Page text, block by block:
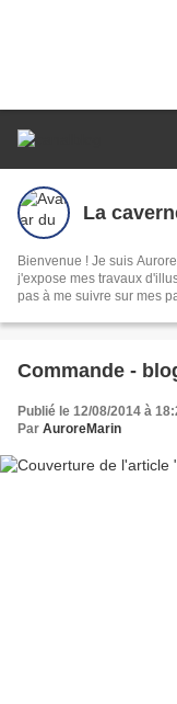
La
Bienvenue ! Je suis Aurore Marin,
j'expose mes travaux
pas à me suivre sur mes pages
Commande -
Publié le 12/08/2014 à
Par AuroreMarin